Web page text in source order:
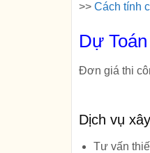
>> Cách tính
Dự
Đơn giá thi
Dịch vụ
Tư vấn